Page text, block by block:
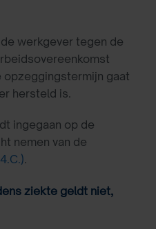
werkgever tegen de
gaat
hersteld is.
ingegaan op de
nemen van de
.
ziekte geldt niet,